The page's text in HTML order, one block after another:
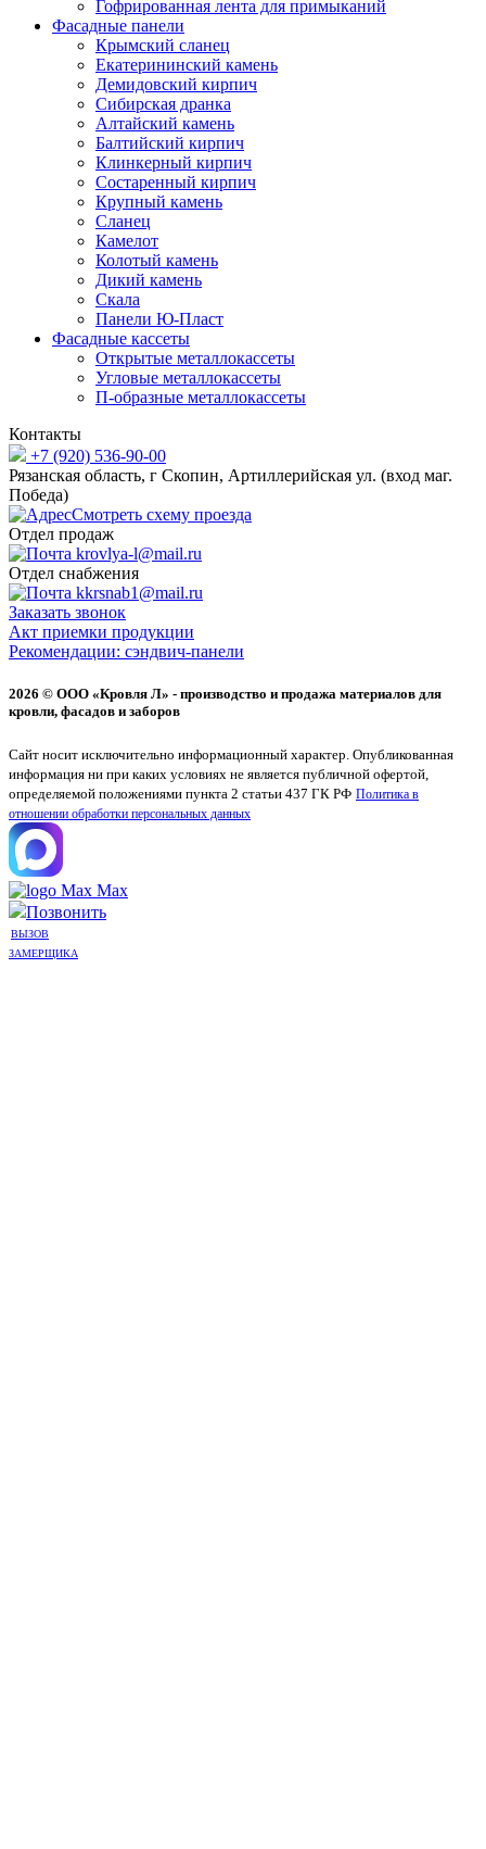
Гофрированная лента для примыканий
Фасадные панели
Крымский сланец
Екатерининский камень
Демидовский кирпич
Сибирская дранка
Алтайский камень
Балтийский кирпич
Клинкерный кирпич
Состаренный кирпич
Крупный камень
Сланец
Камелот
Колотый камень
Дикий камень
Скала
Панели Ю-Пласт
Фасадные кассеты
Открытые металлокассеты
Угловые металлокассеты
П-образные металлокассеты
Контакты
+7 (920) 536-90-00
Рязанская область, г Скопин, Артиллерийская ул. (вход маг.
Победа)
Смотреть схему проезда
Отдел продаж
krovlya-l@mail.ru
Отдел снабжения
kkrsnab1@mail.ru
Заказать звонок
Акт приемки продукции
Рекомендации: сэндвич-панели
2026 © ООО «Кровля Л» - производство и продажа материалов для
кровли, фасадов и заборов
Сайт носит исключительно информационный характер. Опубликованная
информация ни при каких условиях не является публичной офертой,
определяемой положениями пункта 2 статьи 437 ГК РФ Политика в
отношении обработки персональных данных
Max
Позвонить
ВЫЗОВ
ЗАМЕРЩИКА